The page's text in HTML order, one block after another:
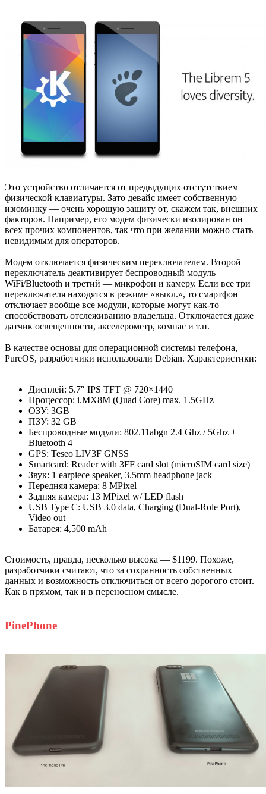
Это устройство отличается от предыдущих отстутствием
физической клавиатуры. Зато девайс имеет собственную
изюминку — очень хорошую защиту от, скажем так, внешних
факторов. Например, его модем физически изолирован он
всех прочих компонентов, так что при желании можно стать
невидимым для операторов.
Модем отключается физическим переключателем. Второй
переключатель деактивирует беспроводный модуль
WiFi/Bluetooth и третий — микрофон и камеру. Если все три
переключателя находятся в режиме «выкл.», то смартфон
отключает вообще все модули, которые могут как-то
способствовать отслеживанию владельца. Отключается даже
датчик освещенности, акселерометр, компас и т.п.
В качестве основы для операционной системы телефона,
PureOS, разработчики использовали Debian. Характеристики:
Дисплей: 5.7″ IPS TFT @ 720×1440
Процессор: i.MX8M (Quad Core) max. 1.5GHz
ОЗУ: 3GB
ПЗУ: 32 GB
Беспроводные модули: 802.11abgn 2.4 Ghz / 5Ghz +
Bluetooth 4
GPS: Teseo LIV3F GNSS
Smartcard: Reader with 3FF card slot (microSIM card size)
Звук: 1 earpiece speaker, 3.5mm headphone jack
Передняя камера: 8 MPixel
Задняя камера: 13 MPixel w/ LED flash
USB Type C: USB 3.0 data, Charging (Dual-Role Port),
Video out
Батарея: 4,500 mAh
Стоимость, правда, несколько высока — $1199. Похоже,
разработчики считают, что за сохранность собственных
данных и возможность отключиться от всего дорогого стоит.
Как в прямом, так и в переносном смысле.
PinePhone